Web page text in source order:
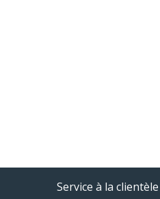
Service à la clientèle